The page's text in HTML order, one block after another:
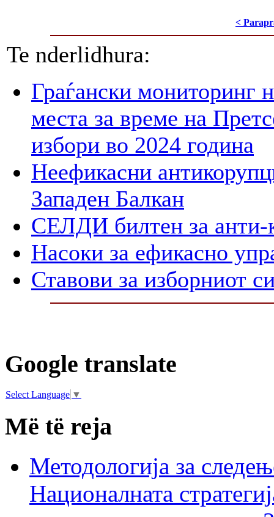
<
Te nderlidhura:
Граѓански мониторинг
места за време на
избори во 2024 година
Неефикасни
Западен Балкан
СЕЛДИ билтен за анти-
Насоки за ефикасно
Ставови за изборниот
Google translate
Select Language ▼
Më të reja
Методологија за
Националната